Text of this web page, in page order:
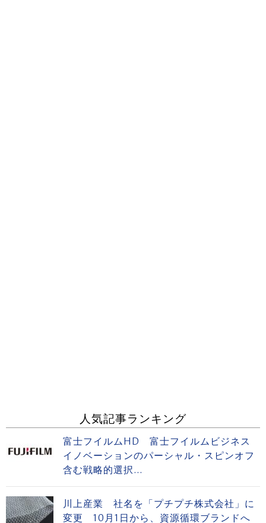
人気記事ランキング
富士フイルムHD 富士フイルムビジネス
イノベーションのパーシャル・スピンオフ
含む戦略的選択...
川上産業 社名を「プチプチ株式会社」に
変更 10月1日から、資源循環ブランドへ